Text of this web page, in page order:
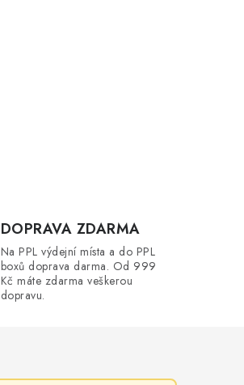
DOPRAVA ZDARMA
Na PPL výdejní místa a do PPL
boxů doprava darma. Od 999
Kč máte zdarma veškerou
dopravu.